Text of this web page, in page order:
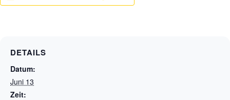
DETAILS
Datum:
Juni 13
Zeit: